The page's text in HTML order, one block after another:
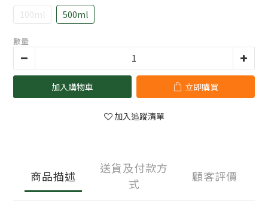
100ml 500ml
數量
加入購物車 立即購買
加入追蹤清單
商品描述
送貨及付款方
式
顧客評價